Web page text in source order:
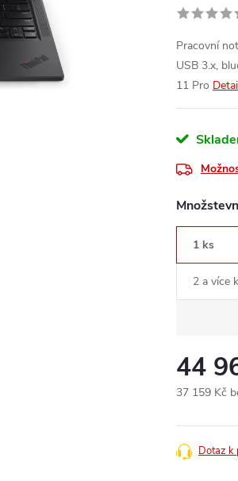
Pracovní
USB 3.x,
11 Pro
1 ks
2 a více
44
37 159 Kč
cena:
Dotaz k